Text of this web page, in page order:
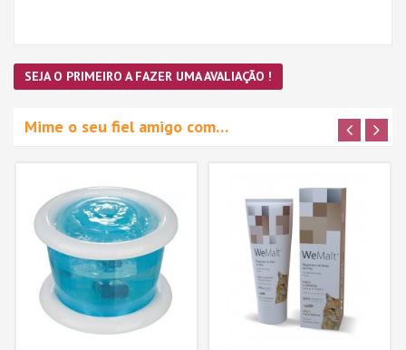
SEJA O PRIMEIRO A FAZER UMA AVALIAÇÃO !
Mime o seu fiel amigo com…